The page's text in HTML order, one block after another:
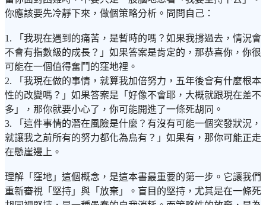
你應該要先冷靜下來，做個策略分析。問問自己：
1. 「我現在遇到的痛苦，是暫時的嗎？如果我撐過去，情況會
不會有指數級的成長？」如果答案是肯定的，那恭喜你，你很
可能在一個值得奮鬥的窪地裡。
2. 「我現在做的事情，就算我加倍努力，五年後會有什麼根本
性的改變嗎？」如果答案是「好像不會耶，大概就跟現在差不
多」，那你就要小心了，你可能開進了一條死胡同。
3. 「這件事情的潛在風險是什麼？有沒有可能一個突發狀況，
就讓我之前所有的努力都化為烏有？」如果有，那你可能正走
在懸崖邊上。
理解「窪地」這個概念，是這本書最重要的第一步。它讓我們
重新審視「堅持」與「放棄」。盲目的堅持，尤其是在一條死